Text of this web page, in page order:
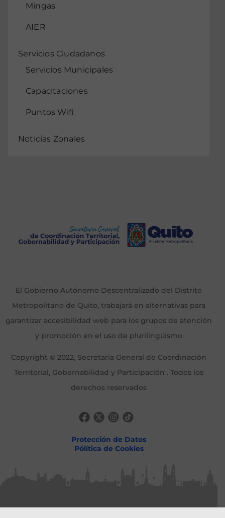
Mingas
AIER
Servicios Ciudadanos
Servicios Municipales
Capacitaciones
Puntos Wifi
Noticias Zonales
El Gobierno Autónomo Descentralizado del Distrito
Metropolitano de Quito, trabajará en alternativas para
garantizar accesibilidad web para los grupos de atención
y promoción en el uso de plurilingüismo
Copyright © 2022, Secretaría General de Coordinación
Territorial, Gobernabilidad y Participación . Todos los
derechos reservados
Protección de Datos
Pólítica de Cookies